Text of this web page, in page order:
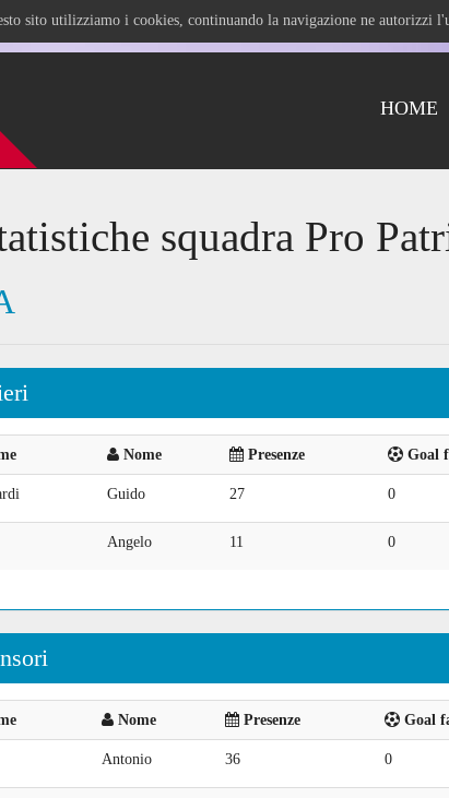
sito utilizziamo i cookies, continuando la navigazione ne autorizzi
HOME
squadra Pro
Nome Presenze Goal
Guido 27 0
Angelo 11 0
Nome Presenze Goal
Antonio 36 0